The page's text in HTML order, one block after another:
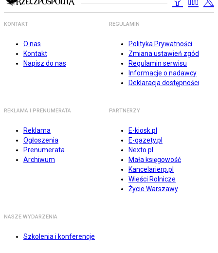
KONTAKT
O nas
Kontakt
Napisz do nas
REGULAMIN
Polityka Prywatności
Zmiana ustawień zgód
Regulamin serwisu
Informacje o nadawcy
Deklaracja dostępności
REKLAMA I PRENUMERATA
Reklama
Ogłoszenia
Prenumerata
Archiwum
PARTNERZY
E-kiosk.pl
E-gazety.pl
Nexto.pl
Mała księgowość
Kancelarierp.pl
Wieści Rolnicze
Życie Warszawy
NASZE WYDARZENIA
Szkolenia i konferencje